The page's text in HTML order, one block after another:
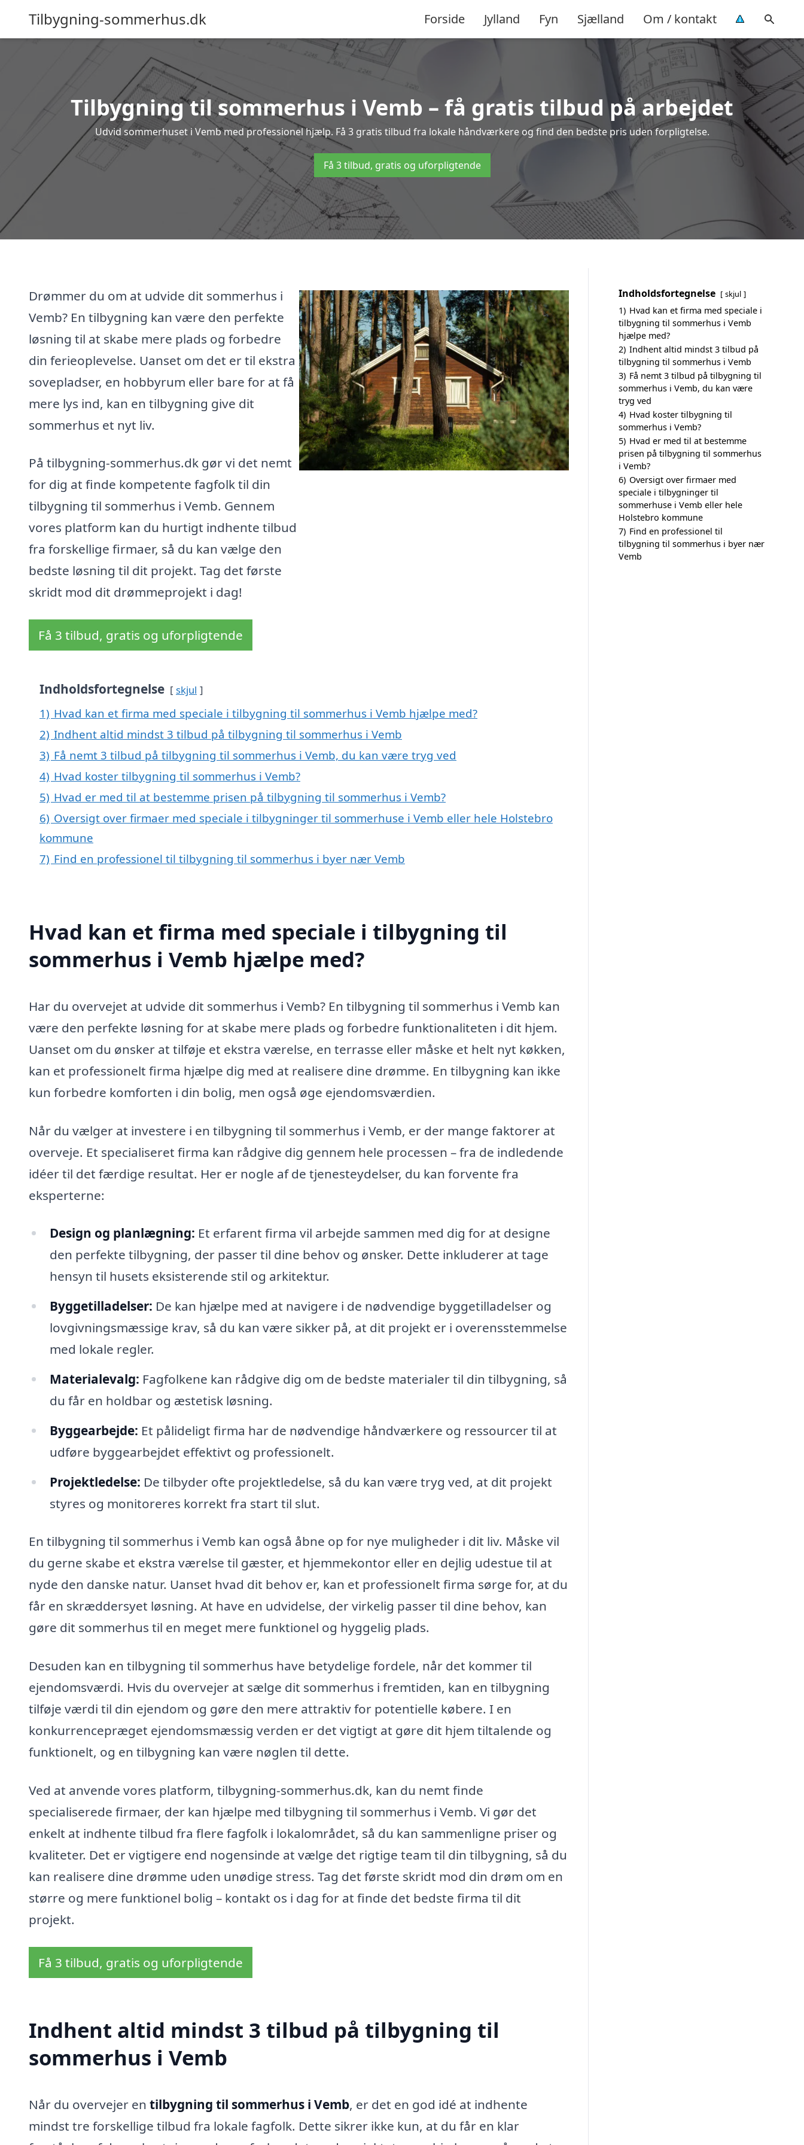
Tilbygning-sommerhus.dk Forside Jylland Fyn Sjælland Om / kontakt
Tilbygning til sommerhus i Vemb – få gratis tilbud på arbejdet
Udvid sommerhuset i Vemb med professionel hjælp. Få 3 gratis tilbud fra lokale håndværkere og find den bedste pris uden forpligtelse.
Få 3 tilbud, gratis og uforpligtende
Drømmer du om at udvide dit sommerhus i
Vemb? En tilbygning kan være den perfekte
løsning til at skabe mere plads og forbedre
din ferieoplevelse. Uanset om det er til ekstra
sovepladser, en hobbyrum eller bare for at få
mere lys ind, kan en tilbygning give dit
sommerhus et nyt liv.
På tilbygning-sommerhus.dk gør vi det nemt
for dig at finde kompetente fagfolk til din
tilbygning til sommerhus i Vemb. Gennem
vores platform kan du hurtigt indhente tilbud
fra forskellige firmaer, så du kan vælge den
bedste løsning til dit projekt. Tag det første
skridt mod dit drømmeprojekt i dag!
Få 3 tilbud, gratis og uforpligtende
Indholdsfortegnelse skjul
1) Hvad kan et firma med speciale i tilbygning til sommerhus i Vemb hjælpe med?
2) Indhent altid mindst 3 tilbud på tilbygning til sommerhus i Vemb
3) Få nemt 3 tilbud på tilbygning til sommerhus i Vemb, du kan være tryg ved
4) Hvad koster tilbygning til sommerhus i Vemb?
5) Hvad er med til at bestemme prisen på tilbygning til sommerhus i Vemb?
6) Oversigt over firmaer med speciale i tilbygninger til sommerhuse i Vemb eller hele Holstebro
kommune
7) Find en professionel til tilbygning til sommerhus i byer nær Vemb
Hvad kan et firma med speciale i tilbygning til
sommerhus i Vemb hjælpe med?
Har du overvejet at udvide dit sommerhus i Vemb? En tilbygning til sommerhus i Vemb kan
være den perfekte løsning for at skabe mere plads og forbedre funktionaliteten i dit hjem.
Uanset om du ønsker at tilføje et ekstra værelse, en terrasse eller måske et helt nyt køkken,
kan et professionelt firma hjælpe dig med at realisere dine drømme. En tilbygning kan ikke
kun forbedre komforten i din bolig, men også øge ejendomsværdien.
Når du vælger at investere i en tilbygning til sommerhus i Vemb, er der mange faktorer at
overveje. Et specialiseret firma kan rådgive dig gennem hele processen – fra de indledende
idéer til det færdige resultat. Her er nogle af de tjenesteydelser, du kan forvente fra
eksperterne:
Design og planlægning: Et erfarent firma vil arbejde sammen med dig for at designe
den perfekte tilbygning, der passer til dine behov og ønsker. Dette inkluderer at tage
hensyn til husets eksisterende stil og arkitektur.
Byggetilladelser: De kan hjælpe med at navigere i de nødvendige byggetilladelser og
lovgivningsmæssige krav, så du kan være sikker på, at dit projekt er i overensstemmelse
med lokale regler.
Materialevalg: Fagfolkene kan rådgive dig om de bedste materialer til din tilbygning, så
du får en holdbar og æstetisk løsning.
Byggearbejde: Et pålideligt firma har de nødvendige håndværkere og ressourcer til at
udføre byggearbejdet effektivt og professionelt.
Projektledelse: De tilbyder ofte projektledelse, så du kan være tryg ved, at dit projekt
styres og monitoreres korrekt fra start til slut.
En tilbygning til sommerhus i Vemb kan også åbne op for nye muligheder i dit liv. Måske vil
du gerne skabe et ekstra værelse til gæster, et hjemmekontor eller en dejlig udestue til at
nyde den danske natur. Uanset hvad dit behov er, kan et professionelt firma sørge for, at du
får en skræddersyet løsning. At have en udvidelse, der virkelig passer til dine behov, kan
gøre dit sommerhus til en meget mere funktionel og hyggelig plads.
Desuden kan en tilbygning til sommerhus have betydelige fordele, når det kommer til
ejendomsværdi. Hvis du overvejer at sælge dit sommerhus i fremtiden, kan en tilbygning
tilføje værdi til din ejendom og gøre den mere attraktiv for potentielle købere. I en
konkurrencepræget ejendomsmæssig verden er det vigtigt at gøre dit hjem tiltalende og
funktionelt, og en tilbygning kan være nøglen til dette.
Ved at anvende vores platform, tilbygning-sommerhus.dk, kan du nemt finde
specialiserede firmaer, der kan hjælpe med tilbygning til sommerhus i Vemb. Vi gør det
enkelt at indhente tilbud fra flere fagfolk i lokalområdet, så du kan sammenligne priser og
kvaliteter. Det er vigtigere end nogensinde at vælge det rigtige team til din tilbygning, så du
kan realisere dine drømme uden unødige stress. Tag det første skridt mod din drøm om en
større og mere funktionel bolig – kontakt os i dag for at finde det bedste firma til dit
projekt.
Få 3 tilbud, gratis og uforpligtende
Indhent altid mindst 3 tilbud på tilbygning til
sommerhus i Vemb
Når du overvejer en tilbygning til sommerhus i Vemb, er det en god idé at indhente
mindst tre forskellige tilbud fra lokale fagfolk. Dette sikrer ikke kun, at du får en klar
Indholdsfortegnelse skjul
1) Hvad kan et firma med speciale i
tilbygning til sommerhus i Vemb
hjælpe med?
2) Indhent altid mindst 3 tilbud på
tilbygning til sommerhus i Vemb
3) Få nemt 3 tilbud på tilbygning til
sommerhus i Vemb, du kan være
tryg ved
4) Hvad koster tilbygning til
sommerhus i Vemb?
5) Hvad er med til at bestemme
prisen på tilbygning til sommerhus
i Vemb?
6) Oversigt over firmaer med
speciale i tilbygninger til
sommerhuse i Vemb eller hele
Holstebro kommune
7) Find en professionel til
tilbygning til sommerhus i byer nær
Vemb